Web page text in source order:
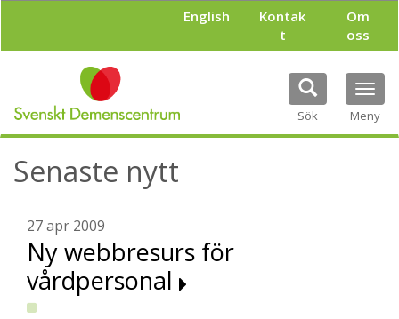
l
English
Kontak
t
Om
oss
Sök Meny
Senaste nytt
27 apr 2009
Ny webbresurs för
vårdpersonal